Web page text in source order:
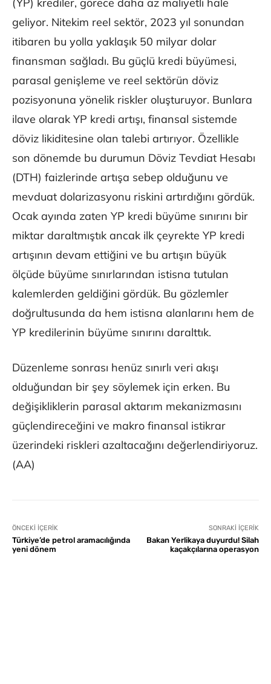
(YP) krediler, görece daha az maliyetli hale
geliyor. Nitekim reel sektör, 2023 yıl sonundan
itibaren bu yolla yaklaşık 50 milyar dolar
finansman sağladı. Bu güçlü kredi büyümesi,
parasal genişleme ve reel sektörün döviz
pozisyonuna yönelik riskler oluşturuyor. Bunlara
ilave olarak YP kredi artışı, finansal sistemde
döviz likiditesine olan talebi artırıyor. Özellikle
son dönemde bu durumun Döviz Tevdiat Hesabı
(DTH) faizlerinde artışa sebep olduğunu ve
mevduat dolarizasyonu riskini artırdığını gördük.
Ocak ayında zaten YP kredi büyüme sınırını bir
miktar daraltmıştık ancak ilk çeyrekte YP kredi
artışının devam ettiğini ve bu artışın büyük
ölçüde büyüme sınırlarından istisna tutulan
kalemlerden geldiğini gördük. Bu gözlemler
doğrultusunda da hem istisna alanlarını hem de
YP kredilerinin büyüme sınırını daralttık.
Düzenleme sonrası henüz sınırlı veri akışı
olduğundan bir şey söylemek için erken. Bu
değişikliklerin parasal aktarım mekanizmasını
güçlendireceğini ve makro finansal istikrar
üzerindeki riskleri azaltacağını değerlendiriyoruz.
(AA)
ÖNCEKI İÇERIK
Türkiye’de petrol aramacılığında
yeni dönem
SONRAKI İÇERIK
Bakan Yerlikaya duyurdu! Silah
kaçakçılarına operasyon